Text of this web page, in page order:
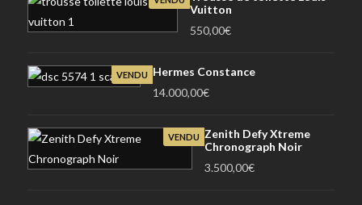
Vuitton
550,00€
VENDU
Hermes Constance
14.000,00€
VENDU
Zenith Defy Xtreme
Chronograph Noir
3.500,00€